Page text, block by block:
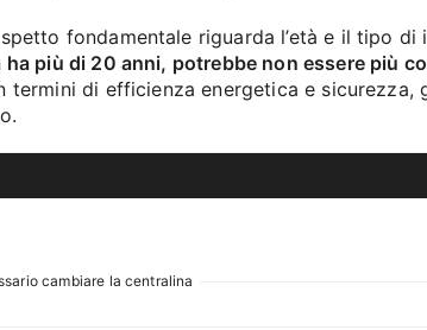
fondamentale riguarda l’età e il tipo di
ha più di 20 anni, potrebbe non essere più
termini di efficienza energetica e sicurezza,
cambiare la centralina